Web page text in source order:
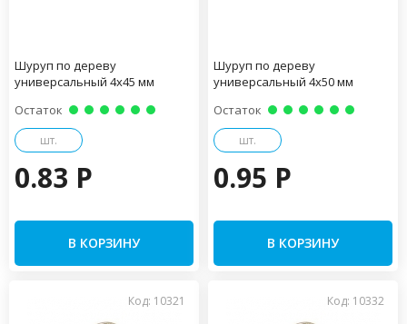
Шуруп по дереву
универсальный 4х45 мм
Остаток
шт.
0.83 P
В КОРЗИНУ
Шуруп по дереву
универсальный 4х50 мм
Остаток
шт.
0.95 P
В КОРЗИНУ
Код: 10321 Код: 10332